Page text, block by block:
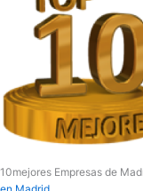
10mejores Empresas de